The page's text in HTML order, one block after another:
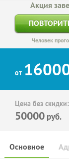
Акция
Человек
от
Цена без скидки:
50000 руб.
Основное